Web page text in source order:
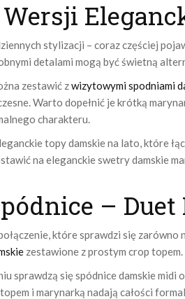
stylizacji – coraz częściej
detalami mogą być świetną
zestawić zwizytowymi spodniami
Warto dopełnić je krótką
charakteru.
topy damskie na lato, które
na eleganckie swetry damskie
–
które sprawdzi się zarówno
zestawione z prostym crop
sprawdzą się spódnice damskie midi
i marynarką nadają całości